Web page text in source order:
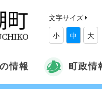
文字サイズ
小 中 大
情報 町政情